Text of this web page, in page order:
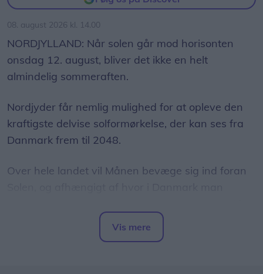
08. august 2026 kl. 14.00
NORDJYLLAND: Når solen går mod horisonten
onsdag 12. august, bliver det ikke en helt
almindelig sommeraften.
Nordjyder får nemlig mulighed for at opleve den
kraftigste delvise solformørkelse, der kan ses fra
Danmark frem til 2048.
Over hele landet vil Månen bevæge sig ind foran
Vis mere